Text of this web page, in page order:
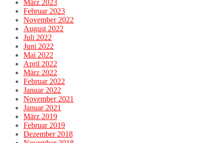
März 2023
Februar 2023
November 2022
August 2022
Juli 2022
Juni 2022
Mai 2022
April 2022
März 2022
Februar 2022
Januar 2022
November 2021
Januar 2021
März 2019
Februar 2019
Dezember 2018